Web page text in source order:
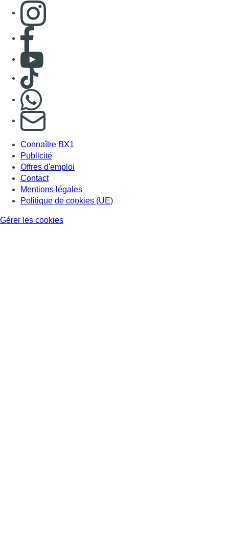
Consulter page Instagram
Consulter page Facebook
Consulter Youtube
Consulter TikTok
S'abonner à notre newsletter
Connaître BX1
Publicité
Offres d'emploi
Contact
Mentions légales
Politique de cookies (UE)
Gérer les cookies